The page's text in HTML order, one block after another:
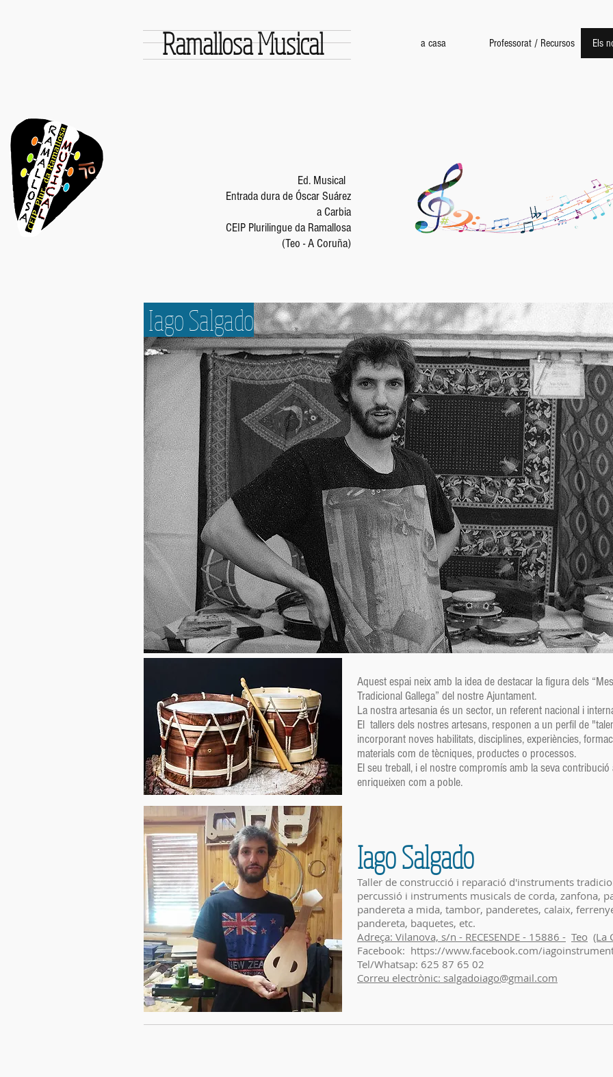
Ramallosa Musical a casa Professorat / Recursos Els
Ed. Musical
Entrada dura de Óscar Suárez
a Carbia
CEIP Plurilingue da Ramallosa
(Teo - A Coruña)
Iago Salgado
Aquest espai neix amb la idea de destacar la figura dels
Tradicional Gallega” del nostre Ajuntament.
La nostra artesania és un sector, un referent nacional i
El tallers dels nostres artesans, responen a un perfil de
incorporant noves habilitats, disciplines, experiències,
materials com de tècniques, productes o processos.
El seu treball, i el nostre compromís amb la seva
enriqueixen com a poble.
Iago Salgado
Taller de construcció i reparació d'instruments
percussió i instruments musicals de corda, zanfona,
pandereta a mida, tambor, panderetes, calaix,
pandereta, baquetes, etc.
Adreça: Vilanova, s/n - RECESENDE - 15886 - Teo (La
Facebook: https://www.facebook.com/
Tel/Whatsap: 625 87 65 02
Correu electrònic: salgadoiago@gmail.com